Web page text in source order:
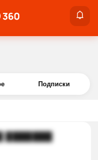
Войти
Подписки
███████